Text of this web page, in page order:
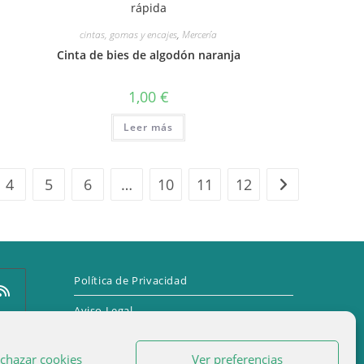
cookies Ver preferencias
rápida
cintas, gomas y encajes,Mercería
Cinta de bies de algodón naranja
1,00 €
Leer más
4 5 6 … 10 11 12
Política de Privacidad
Aviso Legal
Política de cookies (UE)